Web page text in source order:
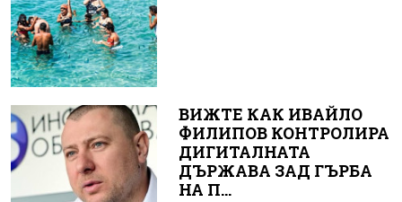
ВИЖТЕ КАК ИВАЙЛО
ФИЛИПОВ КОНТРОЛИРА
ДИГИТАЛНАТА
ДЪРЖАВА ЗАД ГЪРБА
НА П...